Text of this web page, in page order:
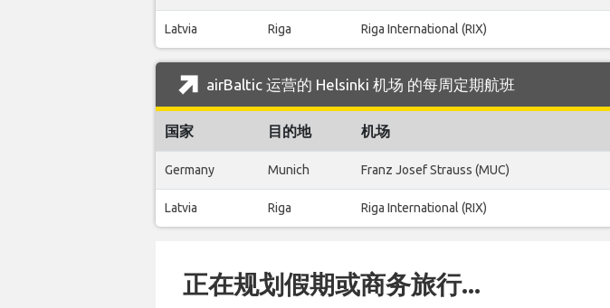
Latvia Riga Riga International (RIX)
airBaltic 运营的 Helsinki 机场 的每周定期航班
国家 目的地 机场
Germany Munich Franz Josef Strauss (MUC)
Latvia Riga Riga International (RIX)
正在规划假期或商务旅行...